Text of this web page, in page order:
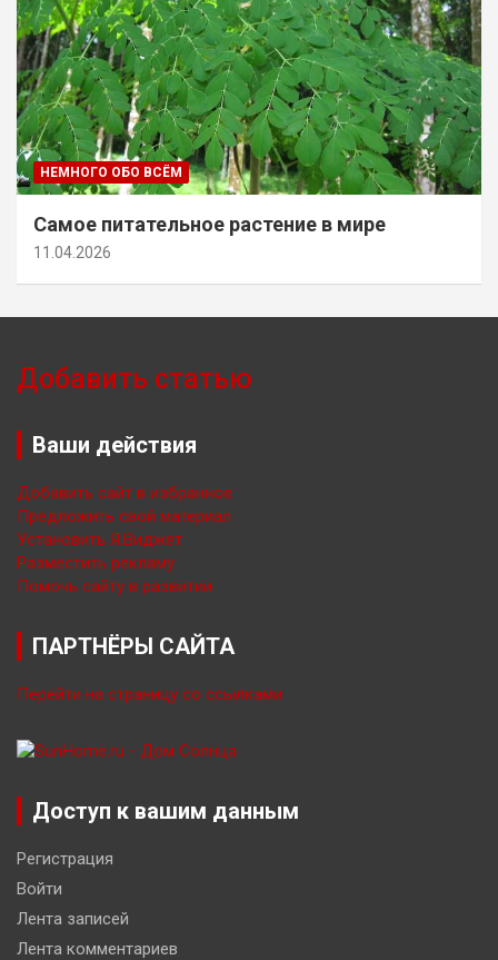
НЕМНОГО ОБО ВСЁМ
Самое питательное растение в мире
11.04.2026
Добавить статью
Ваши действия
Добавить сайт в избранное
Предложить свой материал
Установить Я.Виджет
Разместить рекламу
Помочь сайту в развитии
ПАРТНЁРЫ САЙТА
Перейти на страницу со ссылками
Доступ к вашим данным
Регистрация
Войти
Лента записей
Лента комментариев